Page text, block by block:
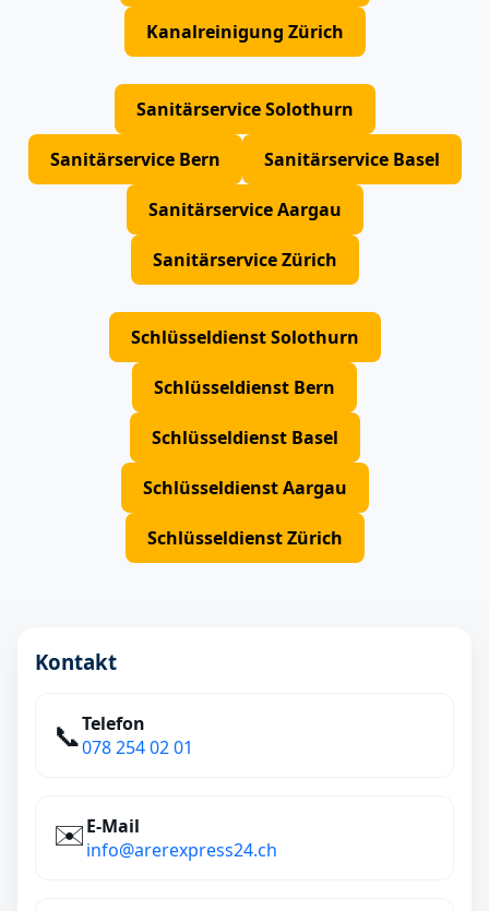
Kanalreinigung Zürich
Sanitärservice Solothurn
Sanitärservice Bern Sanitärservice Basel
Sanitärservice Aargau
Sanitärservice Zürich
Schlüsseldienst Solothurn
Schlüsseldienst Bern
Schlüsseldienst Basel
Schlüsseldienst Aargau
Schlüsseldienst Zürich
Kontakt
📞Telefon
078 254 02 01
✉️E‑Mail
info@arerexpress24.ch